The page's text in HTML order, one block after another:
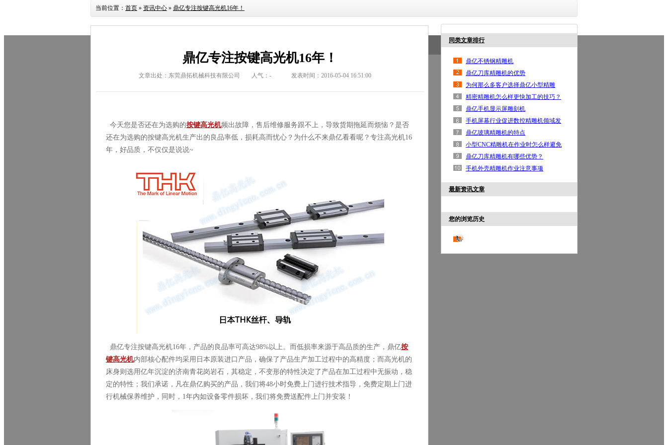
当前位置： 首页 » 资讯中心 » 鼎亿专注按键高光机16年！
鼎亿专注按键高光机16年！
文章出处：东莞鼎拓机械科技有限公司 人气： - 发表时间：2016-05-04 16:51:00
今天您是否还在为选购的按键高光机频出故障，售后维修服务跟不上，导致货期拖延而烦恼？是否
还在为选购的按键高光机生产出的良品率低，损耗高而忧心？为什么不来鼎亿看看呢？专注高光机16
年，好品质，不仅仅是说说~
鼎亿专注按键高光机16年，产品的良品率可高达98%以上。而低损率来源于高品质的生产，鼎亿按
键高光机内部核心配件均采用日本原装进口产品，确保了产品生产加工过程中的高精度；而高光机的
床身则选用亿年沉淀的济南青花岗岩石，其稳定，不变形的特性决定了产品在加工过程中无振动，稳
定的特性；我们承诺，凡在鼎亿购买的产品，我们将48小时免费上门进行技术指导，免费定期上门进
行机械保养维护，同时， 1年内如设备零件损坏，我们将免费送配件上门并安装！
同类文章排行
鼎亿不锈钢精雕机
鼎亿刀库精雕机的优势
为何那么多客户选择鼎亿小型精雕
机？
精密精雕机怎么样更快加工的技巧？
鼎亿手机显示屏雕刻机
手机屏幕行业促进数控精雕机领域发
展
鼎亿玻璃精雕机的特点
小型CNC精雕机在作业时怎么样避免
出现事故？
鼎亿刀库精雕机有哪些优势？
手机外壳精雕机作业注意事项
最新资讯文章
您的浏览历史
联系鼎亿